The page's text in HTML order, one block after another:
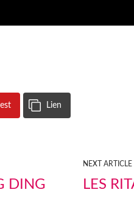
Lien
DING
NEXT ARTICLE
LES